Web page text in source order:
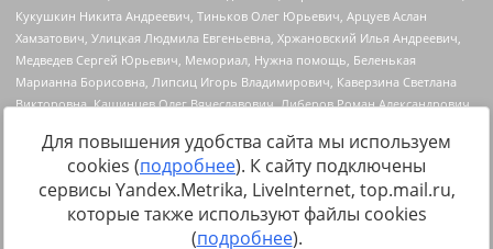
Источник:https://minjust.gov.ru/uploaded/files/reestr-
inostrannyih-agentov-22-03-2024.pdfданные на22.03.2024
Для повышения удобства сайта мы используем
cookies (подробнее). К сайту подключены
сервисы Yandex.Metrika, LiveInternet, top.mail.ru,
которые также используют файлы cookies
(подробнее).